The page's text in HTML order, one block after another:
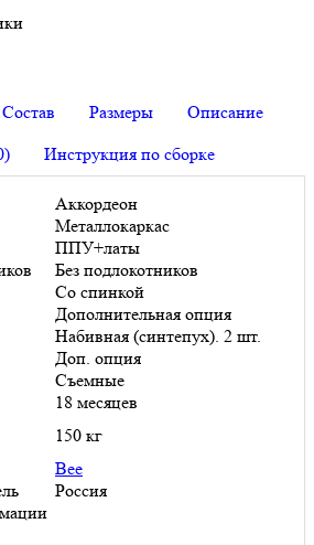
Состав Размеры
Описание
Инструкция по сборке
Аккордеон
Металлокаркас
ППУ+латы
Без подлокотников
Со спинкой
Дополнительная опция
Набивная (синтепух). 2 шт.
Доп. опция
Съемные
18 месяцев
150 кг
Bee
Россия